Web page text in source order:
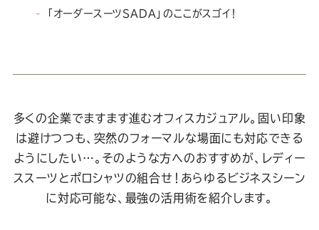
「オーダースーツSADA」のここがスゴイ！
多くの企業でますます進むオフィスカジュアル。固い印象
は避けつつも、突然のフォーマルな場面にも対応できる
ようにしたい…。そのような方へのおすすめが、レディー
ススーツとポロシャツの組合せ！あらゆるビジネスシーン
に対応可能な、最強の活用術を紹介します。